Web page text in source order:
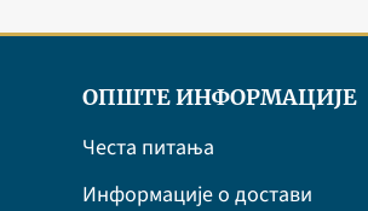
ОПШТЕ ИНФОРМАЦИЈЕ
Честа питања
Информације о достави